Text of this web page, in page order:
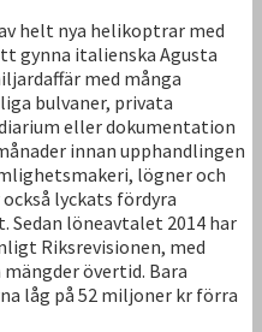
helt nya helikoptrar med
gynna italienska Agusta
med många
bulvaner, privata
eller dokumentation
innan upphandlingen
lögner och
lyckats fördyra
Sedan löneavtalet 2014 har
Riksrevisionen, med
övertid. Bara
låg på 52 miljoner kr förra